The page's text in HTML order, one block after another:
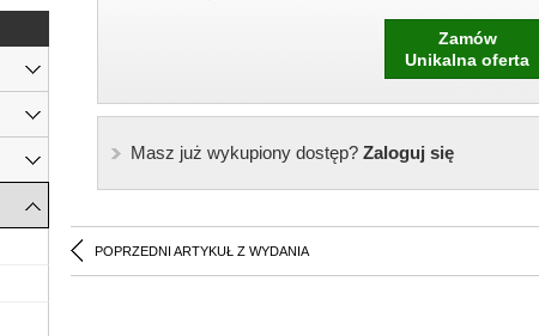
Zamów
Unikalna oferta
Masz już wykupiony dostęp?Zaloguj się
POPRZEDNI ARTYKUŁ Z WYDANIA